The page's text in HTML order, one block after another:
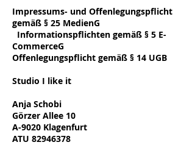
Impressums- und Offenlegungspflicht
gemäß § 25 MedienG
Informationspflichten gemäß § 5 E-
CommerceG
Offenlegungspflicht gemäß § 14 UGB
Studio I like it
Anja Schobi
Görzer Allee 10
A-9020 Klagenfurt
ATU 82946378